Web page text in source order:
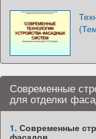
Современные
для отделки
1. Современные